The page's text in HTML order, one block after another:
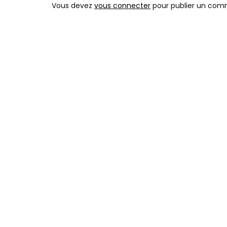
Vous devez vous connecter pour publier un